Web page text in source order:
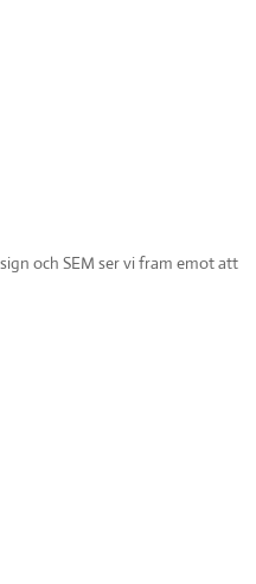
och SEM ser vi fram emot att